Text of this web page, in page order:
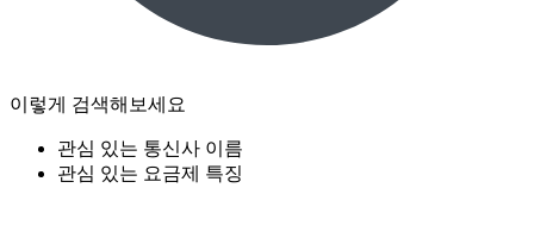
이렇게 검색해보세요
관심 있는 통신사 이름
관심 있는 요금제 특징